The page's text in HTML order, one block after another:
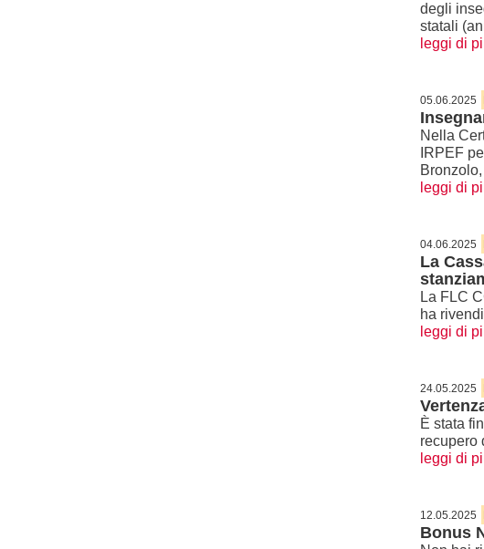
degli
statali
leggi di
05.06.2025
Nella
IRPEF
leggi di
04.06.2025
La
La FLC
ha
leggi di
24.05.2025
È stata
recupero
leggi di
12.05.2025
Bonus